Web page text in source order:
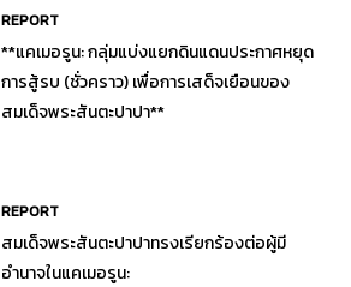
REPORT
**แคเมอรูน: กลุ่มแบ่งแยกดินแดนประกาศหยุด
การสู้รบ (ชั่วคราว) เพื่อการเสด็จเยือนของ
สมเด็จพระสันตะปาปา**
REPORT
สมเด็จพระสันตะปาปาทรงเรียกร้องต่อผู้มี
อำนาจในแคเมอรูน: